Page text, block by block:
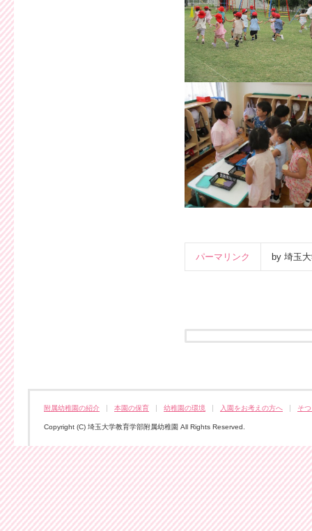
パーマリンク by 埼玉
附属幼稚園の紹介 本園の保育 幼稚園の環境 入園をお考えの方へ そ
Copyright (C) 埼玉大学教育学部附属幼稚園 All Rights Reserved.